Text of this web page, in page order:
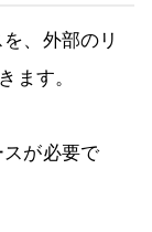
、外部のリ
ます。
スが必要で